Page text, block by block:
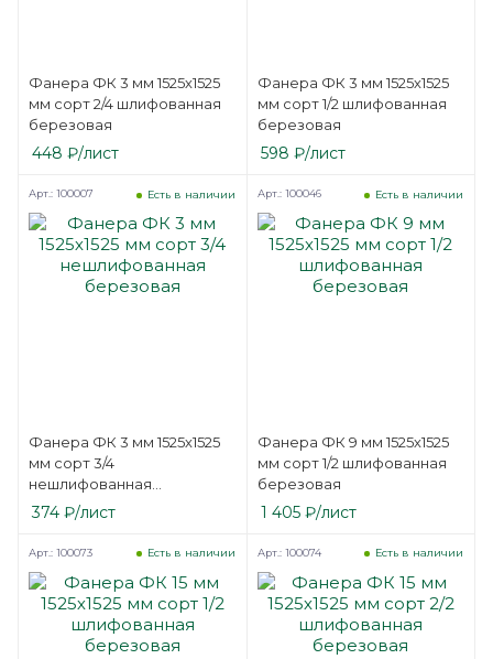
Фанера ФК 3 мм 1525х1525
мм сорт 2/4 шлифованная
березовая
448 ₽/лист
Фанера ФК 3 мм 1525х1525
мм сорт 1/2 шлифованная
березовая
598 ₽/лист
Фанера ФК 3 мм 1525х1525
мм сорт 3/4
нешлифованная
березовая
Есть в наличии
Арт.: 100007
374 ₽/лист
Фанера ФК 9 мм 1525х1525
мм сорт 1/2 шлифованная
березовая
Есть в наличии
Арт.: 100046
1 405₽/лист
Есть в наличии
Арт.: 100073 Есть в наличии
Арт.: 100074